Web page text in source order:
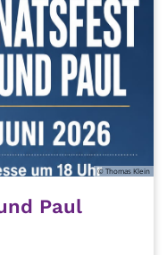
© Thomas Klein
Paul